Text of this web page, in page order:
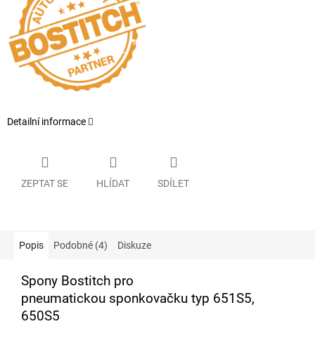
Detailní informace
ZEPTAT SE HLÍDAT SDÍLET
Popis Podobné (4) Diskuze
Spony Bostitch pro
pneumatickou sponkovačku typ 651S5,
650S5